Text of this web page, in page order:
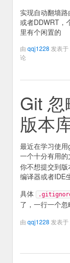
实现自动翻墙
或者DDWRT，
里有个闲置的
由 qqj1228 发表
论
Git
版本
最近在学习使
一个十分有用的
你不想提交到版
编译器或者IDE
具体
了，一行一个
由 qqj1228 发表